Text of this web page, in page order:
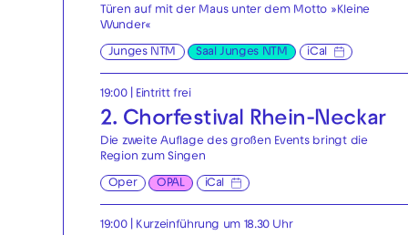
Türen auf mit der Maus unter dem Motto »Kleine
Wunder«
Junges NTM Saal Junges NTM iCal
19:00| Eintritt frei
2. Chorfestival Rhein-Neckar
Die zweite Auflage des großen Events bringt die
Region zum Singen
Oper OPAL iCal
19:00 | Kurzeinführung um 18.30 Uhr